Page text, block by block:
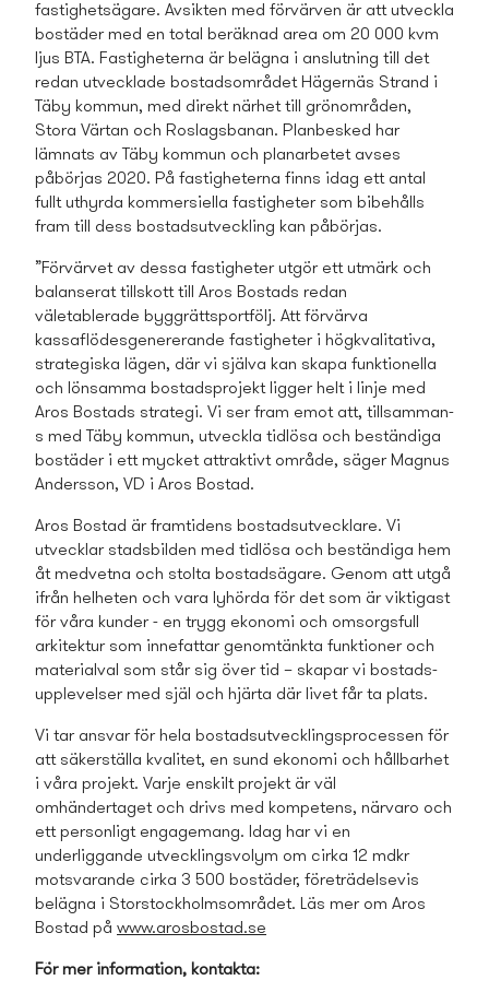
fastighetsägare. Avsikten med förvärven är att utveckla
bostäder med en total beräknad area om 20 000 kvm
ljus BTA. Fastigheterna är belägna i anslutning till det
redan utvecklade bostads­området Hägernäs Strand i
Täby kommun, med direkt närhet till grönområden,
Stora Värtan och Roslagsbanan. Planbesked har
lämnats av Täby kommun och planarbetet avses
påbörjas 2020. På fastigheterna finns idag ett antal
fullt uthyrda kommersiella fastigheter som bibehålls
fram till dess bostads­utveckling kan påbörjas.
”Förvärvet av dessa fastigheter utgör ett utmärk och
balanserat tillskott till Aros Bostads­ redan
väletablerade byggrättsportfölj. Att förvärva
kassaflödesgenererande fastigheter i högkvalitativa,
strategiska lägen, där vi själva kan skapa funktionella
och lönsamma bostads­projekt ligger helt i linje med
Aros Bostads­ strategi. Vi ser fram emot att, tillsamman­
s med Täby kommun, utveckla tidlösa och beständiga
bostäder i ett mycket attraktivt område, säger Magnus
Andersson, VD i Aros Bostad.
Aros Bostad är framtidens bostads­utvecklare. Vi
utvecklar stadsbilden med tidlösa och beständiga hem
åt medvetna och stolta bostadsägare. Genom att utgå
ifrån helheten och vara lyhörda för det som är viktigast
för våra kunder - en trygg ekonomi och omsorgsfull
arkitektur som innefattar genomtänkta funktioner och
materialval som står sig över tid – skapar vi bostads­
upplevelser med själ och hjärta där livet får ta plats.
Vi tar ansvar för hela bostads­utvecklings­processen för
att säkerställa kvalitet, en sund ekonomi och hållbarhet
i våra projekt. Varje enskilt projekt är väl
omhändertaget och drivs med kompetens, närvaro och
ett personligt engagemang. Idag har vi en
underliggande utvecklings­volym om cirka 12 mdkr
motsvarande cirka 3 500 bostäder, företrädelsevis
belägna i Storstockholmsområdet. Läs mer om Aros
Bostad på www.arosbostad.se
För mer information, kontakta: